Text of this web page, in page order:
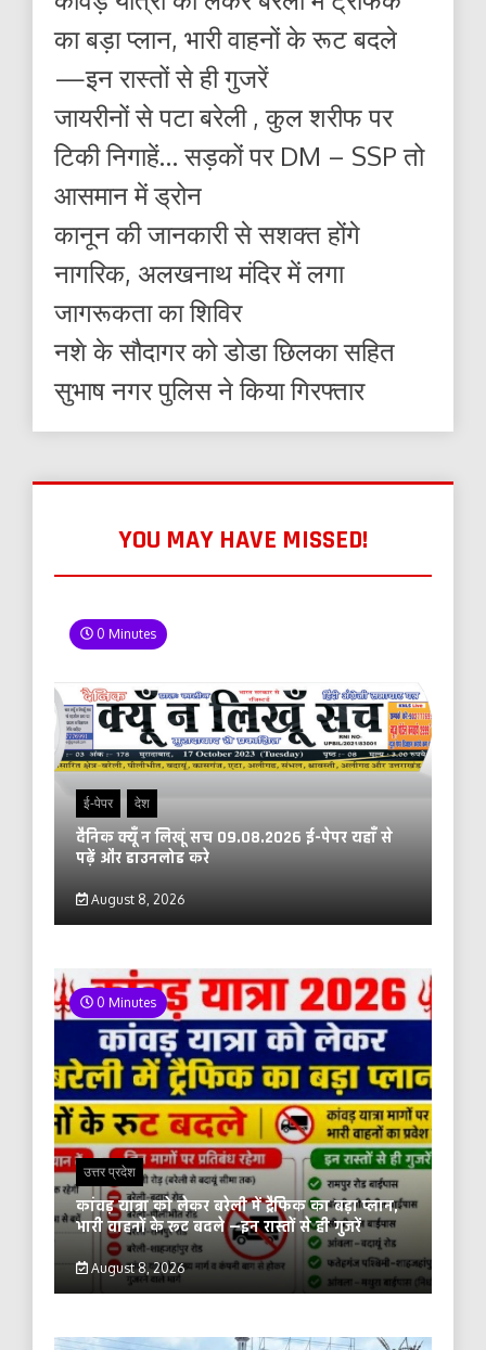
का बड़ा प्लान, भारी वाहनों के रूट बदले
—इन रास्तों से ही गुजरें
जायरीनों से पटा बरेली , कुल शरीफ पर
टिकी निगाहें… सड़कों पर DM – SSP तो
आसमान में ड्रोन
कानून की जानकारी से सशक्त होंगे
नागरिक, अलखनाथ मंदिर में लगा
जागरूकता का शिविर
नशे के सौदागर को डोडा छिलका सहित
सुभाष नगर पुलिस ने किया गिरफ्तार
YOU MAY HAVE MISSED!
0 Minutes
ई-पेपर देश
दैनिक क्यूँ न लिखूं सच 09.08.2026 ई-पेपर यहाँ से
पढ़ें और डाउनलोड करे
August 8, 2026
0 Minutes
उत्तर प्रदेश
कांवड़ यात्रा को लेकर बरेली में ट्रैफिक का बड़ा प्लान,
भारी वाहनों के रूट बदले —इन रास्तों से ही गुजरें
August 8, 2026